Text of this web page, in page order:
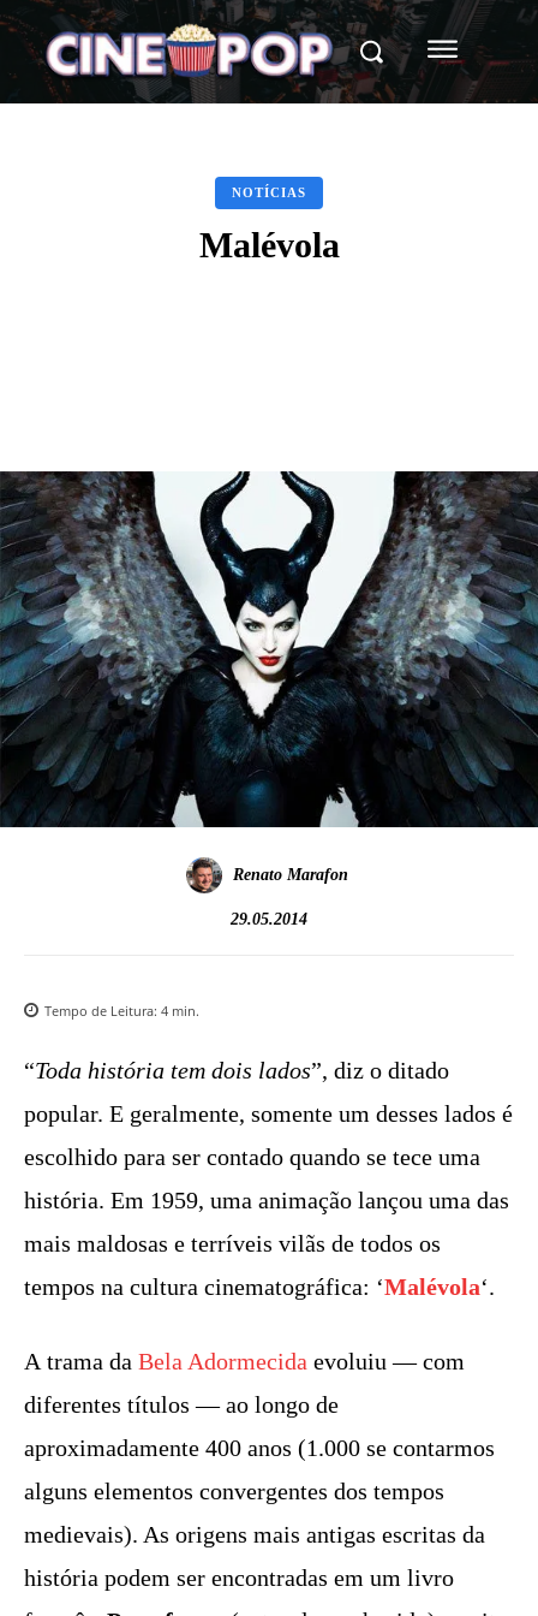
NOTÍCIAS
Malévola
Renato Marafon
29.05.2014
Tempo de Leitura: 4 min.
“Toda história tem dois lados”, diz o ditado
popular. E geralmente, somente um desses lados é
escolhido para ser contado quando se tece uma
história. Em 1959, uma animação lançou uma das
mais maldosas e terríveis vilãs de todos os
tempos na cultura cinematográfica: ‘Malévola‘.
A trama da Bela Adormecida evoluiu — com
diferentes títulos — ao longo de
aproximadamente 400 anos (1.000 se contarmos
alguns elementos convergentes dos tempos
medievais). As origens mais antigas escritas da
história podem ser encontradas em um livro